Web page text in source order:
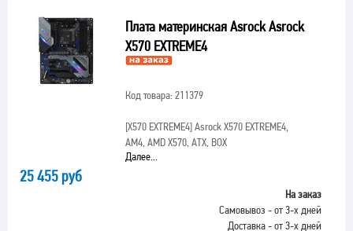
Плата материнская Asrock Asrock
X570 EXTREME4
Код товара: 211379
[X570 EXTREME4]Asrock X570 EXTREME4,
AM4, AMD X570, ATX, BOX
Далее...
25 455 руб
На заказ
Самовывоз - от 3-х дней
Доставка - от 3-х дней